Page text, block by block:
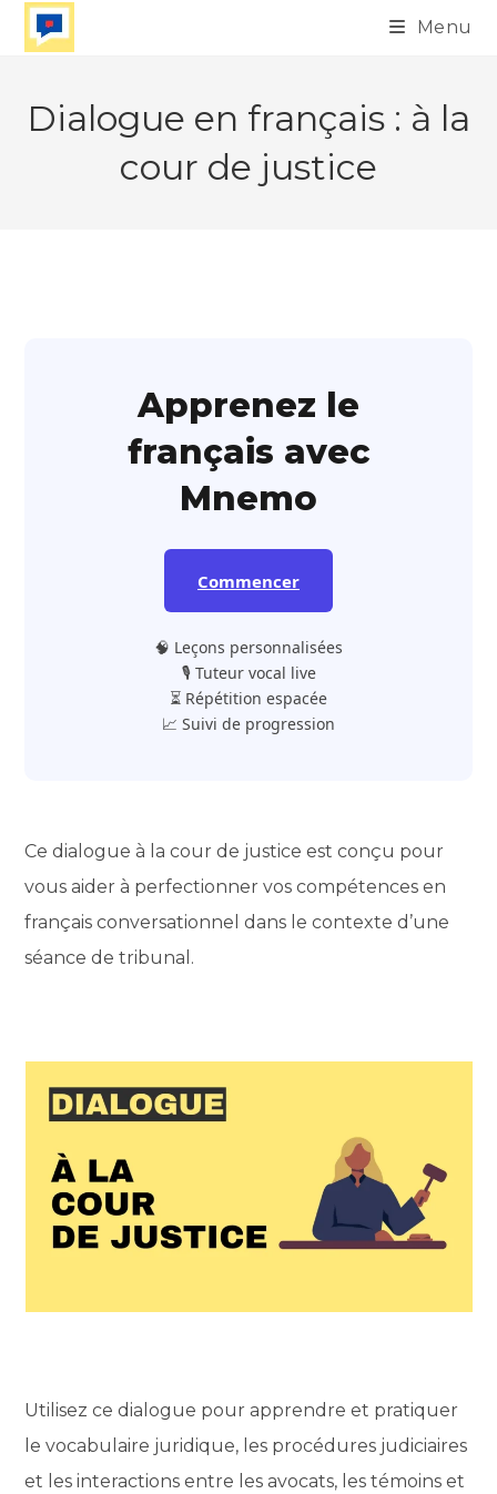
Skip
Menu
Dialogue en français : à la
cour de justice
Apprenez le
français avec
Mnemo
Commencer
🧠 Leçons personnalisées
🎙️ Tuteur vocal live
⏳ Répétition espacée
📈 Suivi de progression
Ce dialogue à la cour de justice est conçu pour
vous aider à perfectionner vos compétences en
français conversationnel dans le contexte d’une
séance de tribunal.
Utilisez ce dialogue pour apprendre et pratiquer
le vocabulaire juridique, les procédures judiciaires
et les interactions entre les avocats, les témoins et